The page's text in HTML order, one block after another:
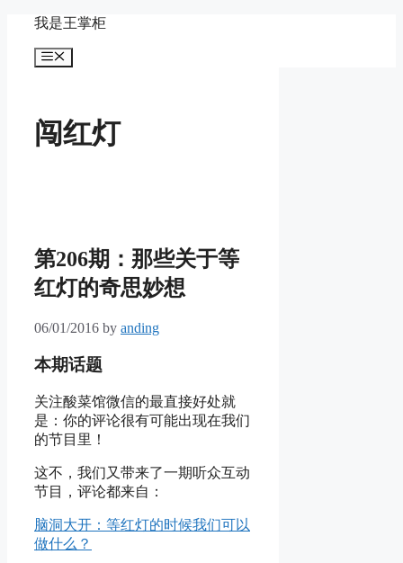
content
我是王掌柜
Menu
闯红灯
第206期：那些关于等
红灯的奇思妙想
06/01/2016 by anding
本期话题
关注酸菜馆微信的最直接好处就
是：你的评论很有可能出现在我们
的节目里！
这不，我们又带来了一期听众互动
节目，评论都来自：
脑洞大开：等红灯的时候我们可以
做什么？